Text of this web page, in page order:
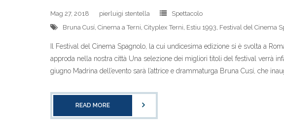
Mag 27, 2018 pierluigi stentella
Spettacolo
Bruna Cusí Cinema a Terni Cityplex Terni Estiu 1993 Festival del Cinema
Il Festival del Cinema Spagnolo, la cui undicesima edizione si è svolta a
approda nella nostra città Una selezione dei migliori titoli del festival verrà
giugno Madrina dell’evento sarà l’attrice e drammaturga Bruna Cusí, che
READ MORE